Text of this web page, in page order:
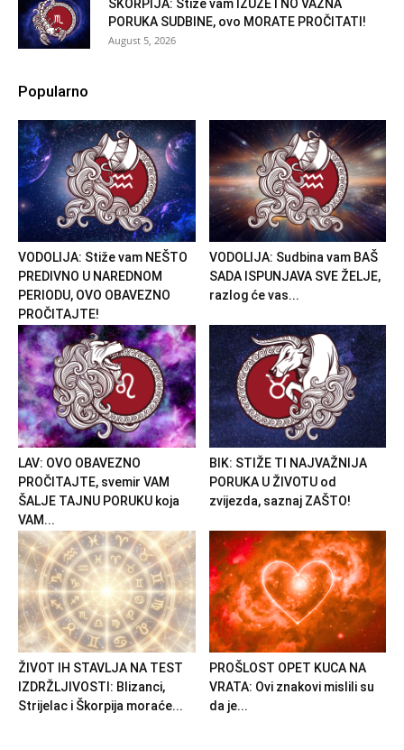
ŠKORPIJA: Stiže vam IZUZETNO VAŽNA
PORUKA SUDBINE, ovo MORATE PROČITATI!
August 5, 2026
Popularno
VODOLIJA: Stiže vam NEŠTO
PREDIVNO U NAREDNOM
PERIODU, OVO OBAVEZNO
PROČITAJTE!
VODOLIJA: Sudbina vam BAŠ
SADA ISPUNJAVA SVE ŽELJE,
razlog će vas...
LAV: OVO OBAVEZNO
PROČITAJTE, svemir VAM
ŠALJE TAJNU PORUKU koja
VAM...
BIK: STIŽE TI NAJVAŽNIJA
PORUKA U ŽIVOTU od
zvijezda, saznaj ZAŠTO!
ŽIVOT IH STAVLJA NA TEST
IZDRŽLJIVOSTI: Blizanci,
Strijelac i Škorpija moraće...
PROŠLOST OPET KUCA NA
VRATA: Ovi znakovi mislili su
da je...